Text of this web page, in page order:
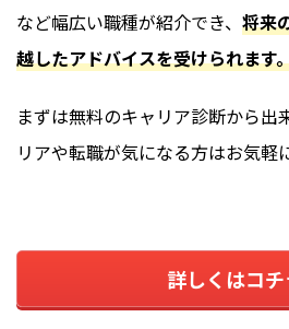
など幅広い職種が紹介でき、 将来
越したアドバイスを受けられます
まずは無料のキャリア診断から出
リアや転職が気になる方はお気軽
詳しくはコチ